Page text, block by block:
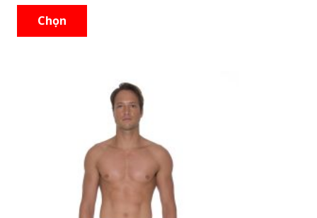
Chọn
nhiều
biến
Các
tùy
chọn
có